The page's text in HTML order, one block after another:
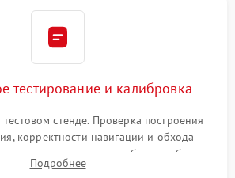
тестирование и калибровка
стенде. Проверка построения
корректности навигации и обхода
силы всасывания и работы турбины.
возврата на док-станцию и
Подробнее